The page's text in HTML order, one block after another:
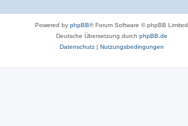
Powered by phpBB® Forum Software © phpBB Limited
Deutsche Übersetzung durch phpBB.de
Datenschutz| Nutzungsbedingungen